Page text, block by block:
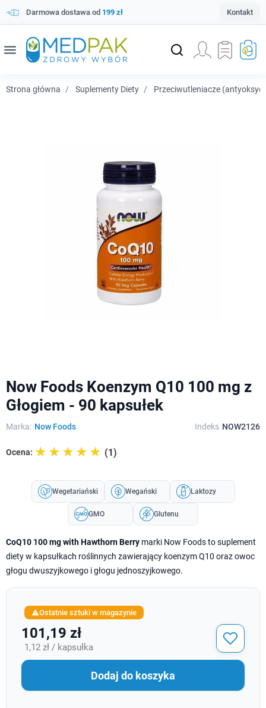
Darmowa dostawa od 199 zł Kontakt
menu
Strona główna Suplementy Diety Przeciwutleniacze
Now Foods Koenzym Q10 100 mg z
Głogiem - 90 kapsułek
Marka: Now Foods Indeks NOW2126
Ocena: ☆☆☆☆☆
★★★★★ (1)
Wegetariański Wegański Laktozy
GMO Glutenu
CoQ10 100 mg with Hawthorn Berry marki Now Foods to suplement
diety w kapsułkach roślinnych zawierający koenzym Q10 oraz owoc
głogu dwuszyjkowego i głogu jednoszyjkowego.
Ostatnie sztuki w magazynie
101,19 zł
1,12 zł / kapsułka
Dodaj do koszyka